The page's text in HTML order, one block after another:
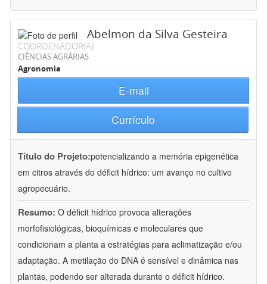
Abelmon da Silva Gesteira
COORDENADOR(A)
CIÊNCIAS AGRÁRIAS
Agronomia
E-mail
Currículo
Título do Projeto:potencializando a memória epigenética
em citros através do déficit hídrico: um avanço no cultivo
agropecuário.
Resumo: O déficit hídrico provoca alterações
morfofisiológicas, bioquímicas e moleculares que
condicionam a planta a estratégias para aclimatização e/ou
adaptação. A metilação do DNA é sensível e dinâmica nas
plantas, podendo ser alterada durante o déficit hídrico.